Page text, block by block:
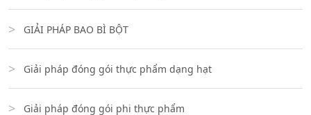
GIẢI PHÁP BAO BÌ BỘT
Giải pháp đóng gói thực phẩm dạng hạt
Giải pháp đóng gói phi thực phẩm